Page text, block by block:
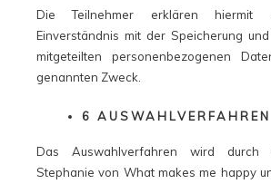
Die Teilnehmer erklären hiermit
Einverständnis mit der Speicherung
mitgeteilten personenbezogenen
genannten Zweck.
6 AUSWAHLVERFAHREN
Das Auswahlverfahren wird durch
Stephanie von What makes me happy